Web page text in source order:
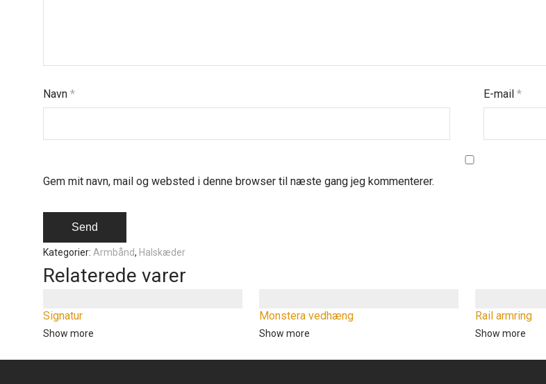
Navn * E-mail*
Gem mit navn, mail og websted i denne browser til næste gang jeg kommenterer.
Kategorier: Armbånd, Halskæder
Relaterede varer
Signatur
Show more
Monstera vedhæng
Show more
Rail armring
Show more